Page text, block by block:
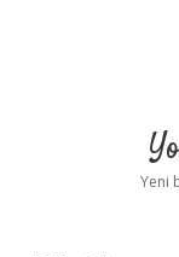
Yeni